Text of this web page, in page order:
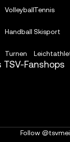
Volleyball
Handball
Turnen
Tennis
Skisport
Fanshops
Follow